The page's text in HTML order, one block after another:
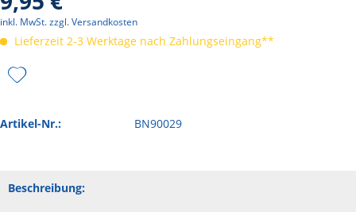
inkl. MwSt.zzgl. Versandkosten
Lieferzeit 2-3 Werktage nach Zahlungseingang**
Artikel-Nr.: BN90029
Beschreibung: